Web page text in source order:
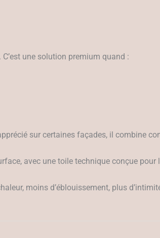
une solution premium quand :
sur certaines façades, il combine
avec une toile technique conçue pour
moins d’éblouissement, plus